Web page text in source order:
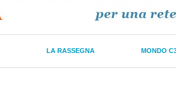
LA RASSEGNA MONDO